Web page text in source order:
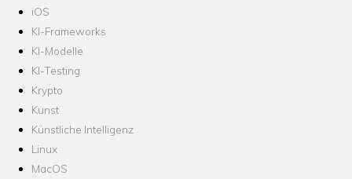
iOS
KI-Frameworks
KI-Modelle
KI-Testing
Krypto
Kunst
Künstliche Intelligenz
Linux
MacOS